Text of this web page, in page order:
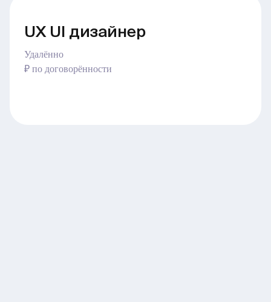
UX UI дизайнер
Удалённо
₽ по договорённости